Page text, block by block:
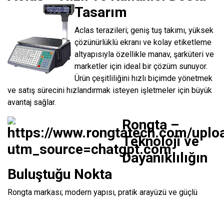
Tasarım
Aclas terazileri; geniş tuş takımı, yüksek
çözünürlüklü ekranı ve kolay etiketleme
altyapısıyla özellikle manav, şarküteri ve
marketler için ideal bir çözüm sunuyor.
Ürün çeşitliliğini hızlı biçimde yönetmek
ve satış sürecini hızlandırmak isteyen işletmeler için büyük
avantaj sağlar.
Rongta –
Teknoloji ve
Dayanıklılığın
Buluştuğu Nokta
Rongta markası; modern yapısı, pratik arayüzü ve güçlü